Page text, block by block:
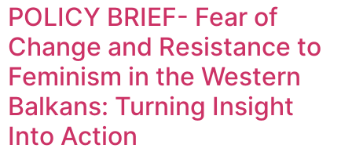
POLICY BRIEF- Fear of
Change and Resistance to
Feminism in the Western
Balkans: Turning Insight
Into Action